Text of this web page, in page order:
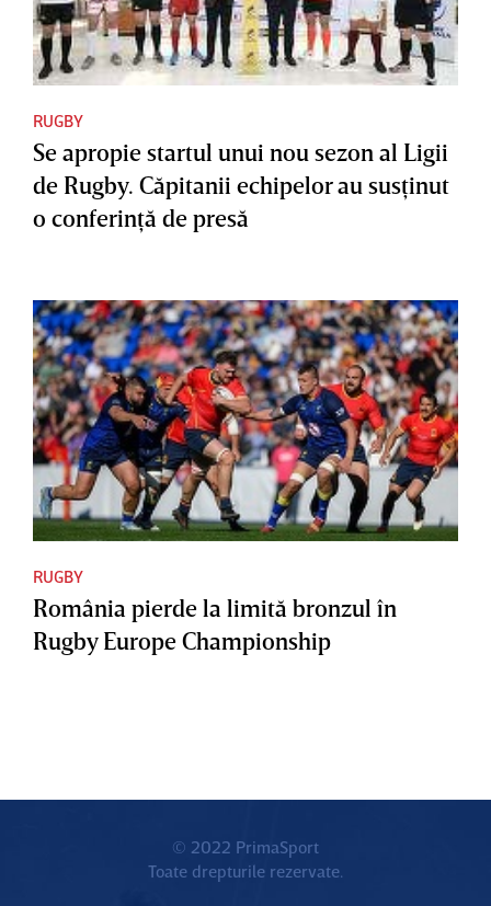
RUGBY
Se apropie startul unui nou sezon al Ligii
de Rugby. Căpitanii echipelor au susţinut
o conferinţă de presă
RUGBY
România pierde la limită bronzul în
Rugby Europe Championship
© 2022 PrimaSport
Toate drepturile rezervate.